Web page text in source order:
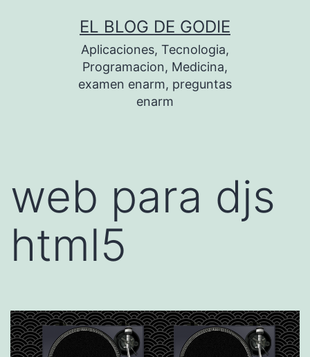
EL BLOG DE GODIE
Aplicaciones, Tecnologia,
Programacion, Medicina,
examen enarm, preguntas
enarm
web para djs
html5